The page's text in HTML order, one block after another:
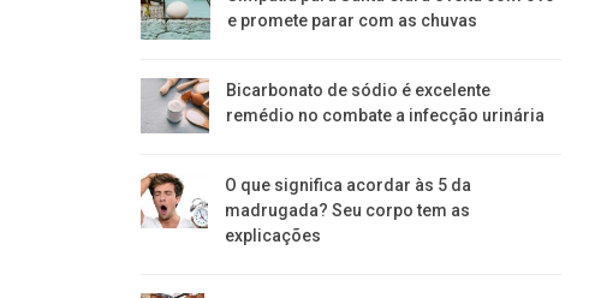
e promete parar com as chuvas
Bicarbonato de sódio é excelente
remédio no combate a infecção urinária
O que significa acordar às 5 da
madrugada? Seu corpo tem as
explicações